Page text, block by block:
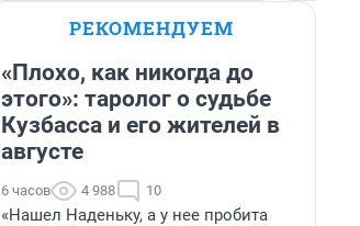
РЕКОМЕНДУЕМ
«Плохо, как никогда до
этого»: таролог о судьбе
Кузбасса и его жителей в
августе
6 часов 4 988 10
«Нашел Наденьку, а у нее пробита